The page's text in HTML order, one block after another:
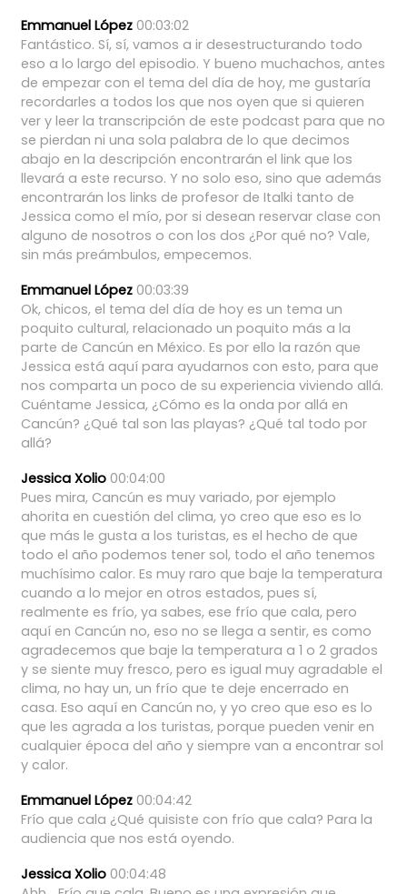
Emmanuel López 00:03:02
Fantástico. Sí, sí, vamos a ir desestructurando todo
eso a lo largo del episodio. Y bueno muchachos, antes
de empezar con el tema del día de hoy, me gustaría
recordarles a todos los que nos oyen que si quieren
ver y leer la transcripción de este podcast para que no
se pierdan ni una sola palabra de lo que decimos
abajo en la descripción encontrarán el link que los
llevará a este recurso. Y no solo eso, sino que además
encontrarán los links de profesor de Italki tanto de
Jessica como el mío, por si desean reservar clase con
alguno de nosotros o con los dos ¿Por qué no? Vale,
sin más preámbulos, empecemos.
Emmanuel López 00:03:39
Ok, chicos, el tema del día de hoy es un tema un
poquito cultural, relacionado un poquito más a la
parte de Cancún en México. Es por ello la razón que
Jessica está aquí para ayudarnos con esto, para que
nos comparta un poco de su experiencia viviendo allá.
Cuéntame Jessica, ¿Cómo es la onda por allá en
Cancún? ¿Qué tal son las playas? ¿Qué tal todo por
allá?
Jessica Xolio 00:04:00
Pues mira, Cancún es muy variado, por ejemplo
ahorita en cuestión del clima, yo creo que eso es lo
que más le gusta a los turistas, es el hecho de que
todo el año podemos tener sol, todo el año tenemos
muchísimo calor. Es muy raro que baje la temperatura
cuando a lo mejor en otros estados, pues sí,
realmente es frío, ya sabes, ese frío que cala, pero
aquí en Cancún no, eso no se llega a sentir, es como
agradecemos que baje la temperatura a 1 o 2 grados
y se siente muy fresco, pero es igual muy agradable el
clima, no hay un, un frío que te deje encerrado en
casa. Eso aquí en Cancún no, y yo creo que eso es lo
que les agrada a los turistas, porque pueden venir en
cualquier época del año y siempre van a encontrar sol
y calor.
Emmanuel López 00:04:42
Frío que cala ¿Qué quisiste con frío que cala? Para la
audiencia que nos está oyendo.
Jessica Xolio 00:04:48